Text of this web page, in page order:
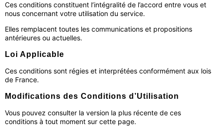
Ces conditions constituent l’intégralité de l’accord entre vous et
nous concernant votre utilisation du service.
Elles remplacent toutes les communications et propositions
antérieures ou actuelles.
Loi Applicable
Ces conditions sont régies et interprétées conformément aux lois
de France.
Modifications des Conditions d’Utilisation
Vous pouvez consulter la version la plus récente de ces
conditions à tout moment sur cette page.